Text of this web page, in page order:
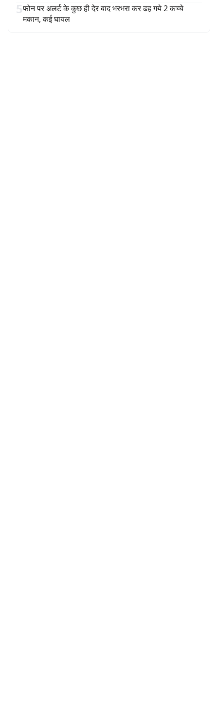
5फोन पर अलर्ट के कुछ ही देर बाद भरभरा कर ढह गये 2 कच्चे
मकान, कई घायल